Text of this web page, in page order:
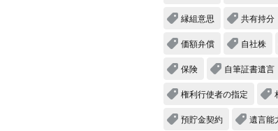
縁組意思 共有持分
価額弁償 自社株
保険 自筆証書遺言
権利行使者の指定
預貯金契約 遺言能